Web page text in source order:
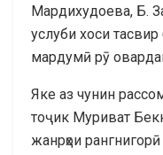
Мардихудоева, Б.
услуби хоси тасвир
мардумӣ рӯ
Яке аз чунин
тоҷик Муриват
жанрҳои